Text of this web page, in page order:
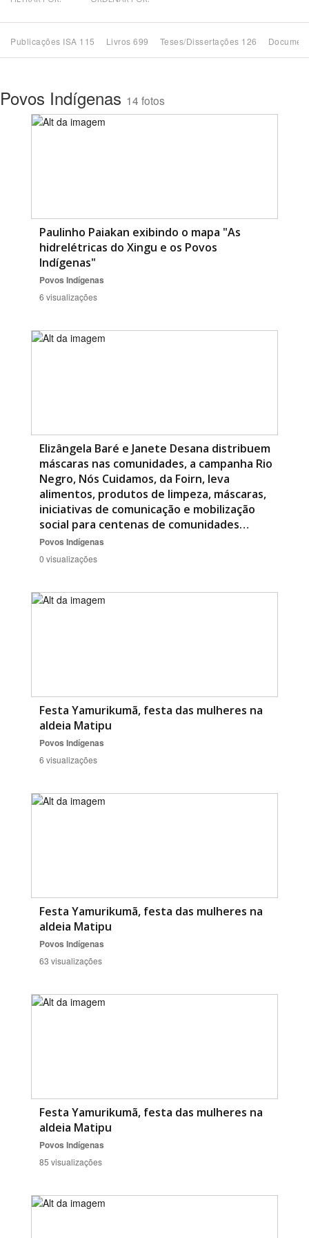
Subtema
BUSCAR
Publicações ISA 115 Livros 699 Teses/Dissertações 126
Povos Indígenas 14 fotos
Paulinho Paiakan exibindo o mapa "As
hidrelétricas do Xingu e os Povos
Indígenas"
Povos Indígenas
6 visualizações
Elizângela Baré e Janete Desana distribuem
máscaras nas comunidades, a campanha Rio
Negro, Nós Cuidamos, da Foirn, leva
alimentos, produtos de limpeza, máscaras,
iniciativas de comunicação e mobilização
social para centenas de comunidades…
Povos Indígenas
0 visualizações
Festa Yamurikumã, festa das mulheres na
aldeia Matipu
Povos Indígenas
6 visualizações
Festa Yamurikumã, festa das mulheres na
aldeia Matipu
Povos Indígenas
63 visualizações
Festa Yamurikumã, festa das mulheres na
aldeia Matipu
Povos Indígenas
85 visualizações